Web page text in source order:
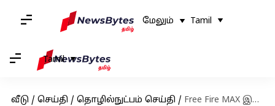
மேலும் Tamil
Tamil
வீடு / செய்தி / தொழில்நுட்பம் செய்தி / Free Fire MAX இலவச குறியீடுகள்: மே 20-க்கான குறியீடுகள் பெறுவதற்கான வழிமுறைகள்